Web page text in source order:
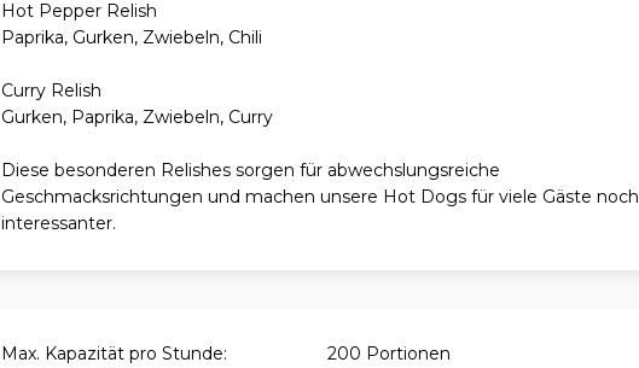
Hot Pepper Relish
Paprika, Gurken, Zwiebeln, Chili
Curry Relish
Gurken, Paprika, Zwiebeln, Curry
Diese besonderen Relishes sorgen für abwechslungsreiche
Geschmacksrichtungen und machen unsere Hot Dogs für viele Gäste noch
interessanter.
Max. Kapazität pro Stunde:
200 Portionen